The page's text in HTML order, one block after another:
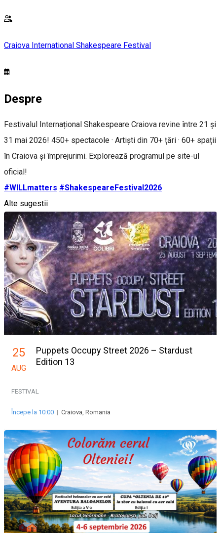
Craiova International Shakespeare Festival
Despre
Festivalul Internațional Shakespeare Craiova revine între 21 și
31 mai 2026! 450+ spectacole · Artiști din 70+ țări · 60+ spații
în Craiova și împrejurimi. Explorează programul pe site-ul
oficial!
#WILLmatters #ShakespeareFestival2026
Alte sugestii
25
AUG
Puppets Occupy Street 2026 – Stardust
Edition 13
FESTIVAL
Începe la 10:00 | Craiova, Romania